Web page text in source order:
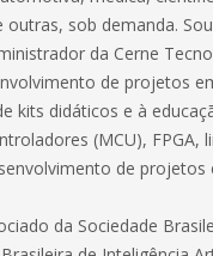
outras, sob demanda.
da Cerne
de projetos
kits didáticos e à
(MCU), FPGA,
de projetos
da Sociedade